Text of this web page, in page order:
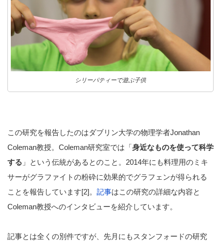
シリーパティーで遊ぶ子供
この研究を報告したのはダブリン大学の物理学者Jonathan
Coleman教授。Coleman研究室では「身近なものを使って科学
する 」という伝統があるとのこと。2014年にも料理用のミキ
サーがグラファイトの粉砕に効果的でグラフェンが得られる
ことを報告しています[2]。 記事はこの研究の詳細な内容と
Coleman教授へのインタビューを紹介しています。
記事とは全くの別件ですが、先月にもスタンフォードの研究